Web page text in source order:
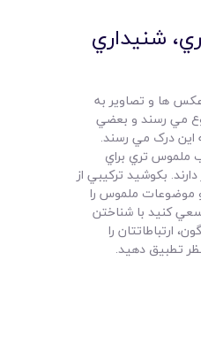
شنيداري
ها و تصاوير به
مي رسند و بعضي
اين درک مي رسند.
ملموس تري براي
بکوشيد ترکيبي از
موضوعات ملموس را
کنيد با شناختن
ارتباطاتتان را
تطبيق دهيد.